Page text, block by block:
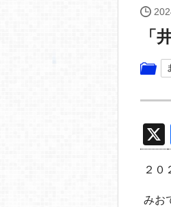
「
２０
みお